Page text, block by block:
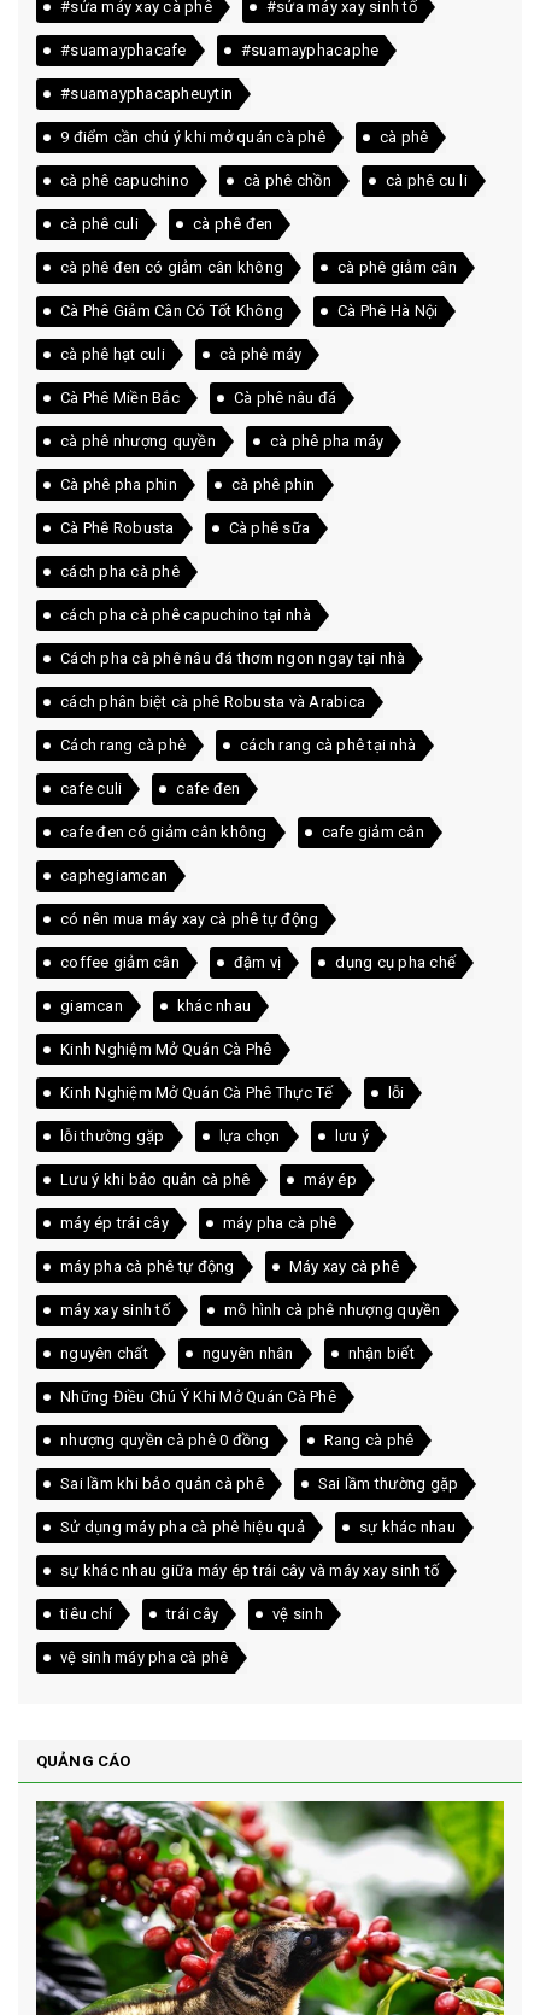
#sửa máy xay cà phê #sửa máy xay sinh tố
#suamayphacafe #suamayphacaphe
#suamayphacapheuytin
9 điểm cần chú ý khi mở quán cà phê cà phê
cà phê capuchino cà phê chồn cà phê cu li
cà phê culi cà phê đen
cà phê đen có giảm cân không cà phê giảm cân
Cà Phê Giảm Cân Có Tốt Không Cà Phê Hà Nội
cà phê hạt culi cà phê máy
Cà Phê Miền Bắc Cà phê nâu đá
cà phê nhượng quyền cà phê pha máy
Cà phê pha phin cà phê phin
Cà Phê Robusta Cà phê sữa
cách pha cà phê
cách pha cà phê capuchino tại nhà
Cách pha cà phê nâu đá thơm ngon ngay tại nhà
cách phân biệt cà phê Robusta và Arabica
Cách rang cà phê cách rang cà phê tại nhà
cafe culi cafe đen
cafe đen có giảm cân không cafe giảm cân
caphegiamcan
có nên mua máy xay cà phê tự động
coffee giảm cân đậm vị dụng cụ pha chế
giamcan khác nhau
Kinh Nghiệm Mở Quán Cà Phê
Kinh Nghiệm Mở Quán Cà Phê Thực Tế lỗi
lỗi thường gặp lựa chọn lưu ý
Lưu ý khi bảo quản cà phê máy ép
máy ép trái cây máy pha cà phê
máy pha cà phê tự động Máy xay cà phê
máy xay sinh tố mô hình cà phê nhượng quyền
nguyên chất nguyên nhân nhận biết
Những Điều Chú Ý Khi Mở Quán Cà Phê
nhượng quyền cà phê 0 đồng Rang cà phê
Sai lầm khi bảo quản cà phê Sai lầm thường gặp
Sử dụng máy pha cà phê hiệu quả sự khác nhau
sự khác nhau giữa máy ép trái cây và máy xay sinh tố
tiêu chí trái cây vệ sinh
vệ sinh máy pha cà phê
QUẢNG CÁO